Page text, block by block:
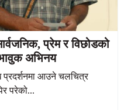
प्रेम र विछोडको
भावुक अभिनय
प्रदर्शनमा आउने चलचित्र
परेको...